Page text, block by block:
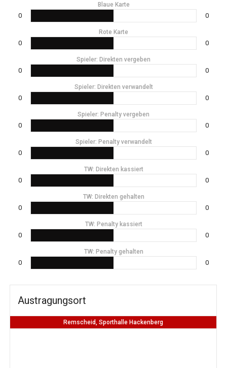
Blaue Karte
0 0
Rote Karte
0 0
Spieler: Direkten vergeben
0 0
Spieler: Direkten verwandelt
0 0
Spieler: Penalty vergeben
0 0
Spieler: Penalty verwandelt
0 0
TW: Direkten kassiert
0 0
TW: Direkten gehalten
0 0
TW: Penalty kassiert
0 0
TW: Penalty gehalten
0 0
Austragungsort
Remscheid, Sporthalle Hackenberg